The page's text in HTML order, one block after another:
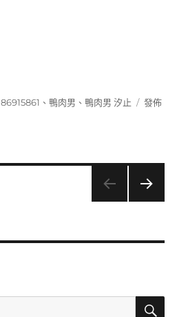
標
86915861 、 鴨肉男 、 鴨肉男 汐止
在
發佈
搜